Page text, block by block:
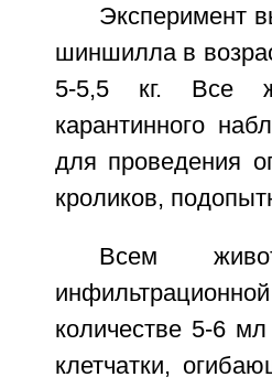
Эксперимент
шиншилла в
5-5,5 кг. Все
карантинного
для проведения
кроликов,
Всем
количестве 5-6
клетчатки,